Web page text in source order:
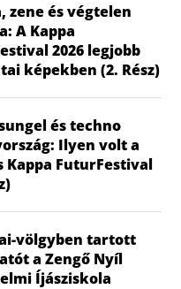
zene és végtelen
A Kappa
2026 legjobb
képekben (2. Rész)
és techno
Ilyen volt a
Kappa FuturFestival
völgyben tartott
a Zengő Nyíl
Íjásziskola